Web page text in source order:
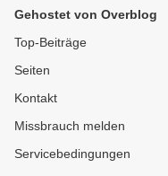
Gehostet von Overblog
Top-Beiträge
Seiten
Kontakt
Missbrauch melden
Servicebedingungen